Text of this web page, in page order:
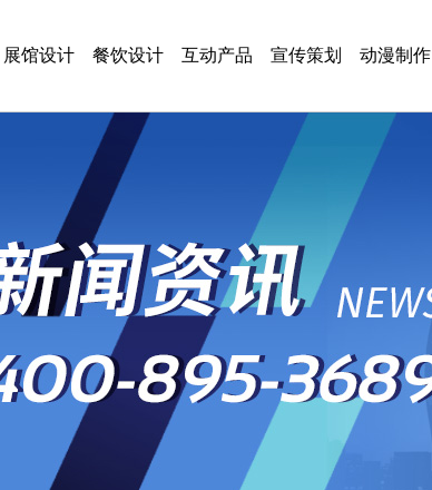
展馆设计 餐饮设计 互动产品 宣传策划 动漫制作